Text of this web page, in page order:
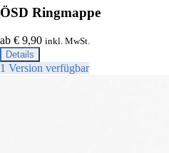
ÖSD Ringmappe
ab € 9,90 inkl. MwSt.
Details
1 Version verfügbar